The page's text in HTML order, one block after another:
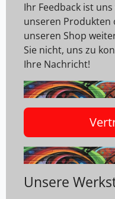
Ihr Feedback ist
unseren Produkten
unseren Shop
Sie nicht, uns zu
Ihre Nachricht!
Unsere